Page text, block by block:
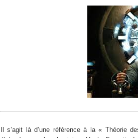
Il s’agit là d’une référence à la « Théorie